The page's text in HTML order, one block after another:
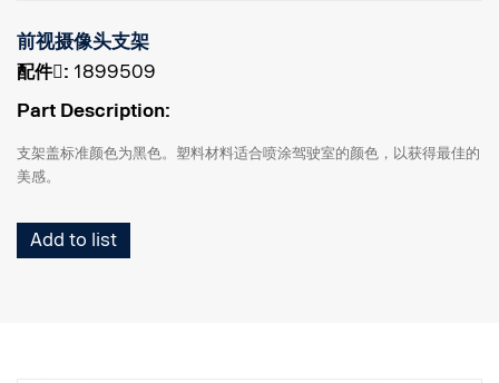
前视摄像头支架
配件􀌸: 1899509
Part Description:
支架盖标准颜色为黑色。塑料材料适合喷涂驾驶室的颜色，以获得最佳的
美感。
Add to list